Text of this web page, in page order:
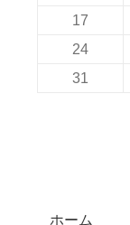
17
24
31
ホーム